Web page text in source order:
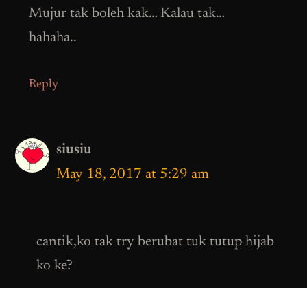
Mujur tak boleh kak… Kalau tak…
hahaha..
Reply
siusiu
May 18, 2017 at 5:29 am
cantik,ko tak try berubat tuk tutup hijab
ko ke?